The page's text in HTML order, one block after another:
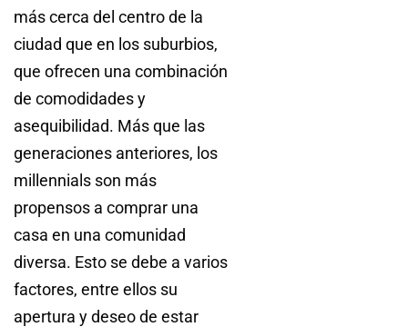
más cerca del centro de la
ciudad que en los suburbios,
que ofrecen una combinación
de comodidades y
asequibilidad. Más que las
generaciones anteriores, los
millennials son más
propensos a comprar una
casa en una comunidad
diversa. Esto se debe a varios
factores, entre ellos su
apertura y deseo de estar